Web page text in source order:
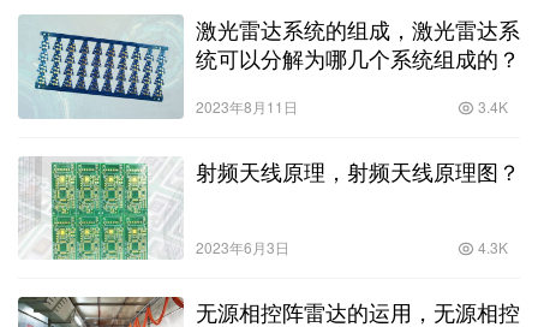
激光雷达系统的组成，激光雷达系
统可以分解为哪几个系统组成的？
2023年8月11日 3.4K
射频天线原理，射频天线原理图？
2023年6月3日 4.3K
无源相控阵雷达的运用，无源相控